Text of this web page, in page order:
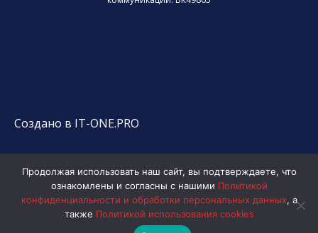
Создано в IT-ONE.PRO
Продолжая использовать наш сайт, вы подтверждаете, что
ознакомлены и согласны с нашими Политикой
конфиденциальности и обработки персональных данных, а
также Политикой использования cookies